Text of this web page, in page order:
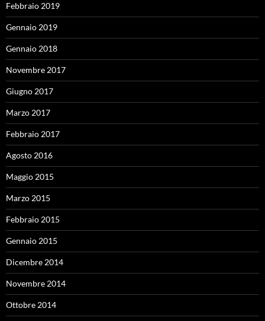
Febbraio 2019
Gennaio 2019
Gennaio 2018
Novembre 2017
Giugno 2017
Marzo 2017
Febbraio 2017
Agosto 2016
Maggio 2015
Marzo 2015
Febbraio 2015
Gennaio 2015
Dicembre 2014
Novembre 2014
Ottobre 2014